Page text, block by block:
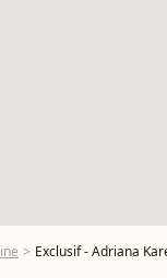
Exclusif - Adriana Karembeu